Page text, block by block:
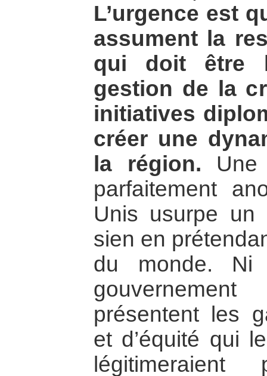
L’urgence est
assument la
qui doit être
gestion de la
initiatives
créer une
la région.
parfaitement
Unis usurpe un
sien en
du monde.
présentent les
et d’équité qui